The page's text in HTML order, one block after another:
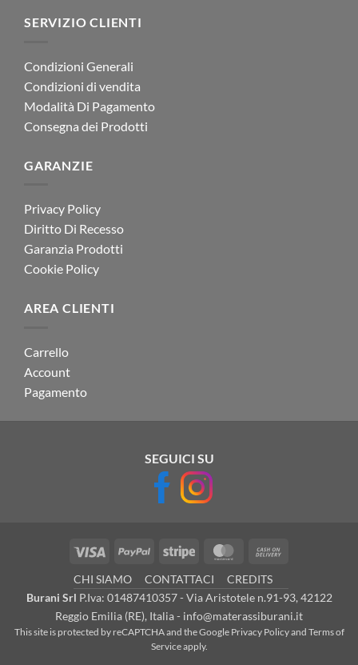
SERVIZIO CLIENTI
Condizioni Generali
Condizioni di vendita
Modalità Di Pagamento
Consegna dei Prodotti
GARANZIE
Privacy Policy
Diritto Di Recesso
Garanzia Prodotti
Cookie Policy
AREA CLIENTI
Carrello
Account
Pagamento
SEGUICI SU
Visa PayPal Stripe MasterCard
Delivery
CHI SIAMO CONTATTACI
CREDITS
Burani Srl P.Iva: 01487410357 - Via Aristotele n.91-93, 42122
Reggio Emilia (RE), Italia - info@materassiburani.it
This site is protected by reCAPTCHA and the Google Privacy Policyand Terms of
Serviceapply.